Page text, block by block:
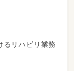
るリハビリ業務